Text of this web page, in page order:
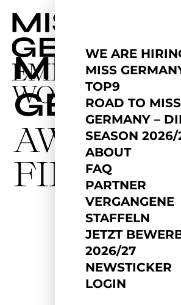
WE ARE
MISS
TOP9
ROAD TO MISS
GERMANY –
SEASON 2026/
ABOUT
FAQ
PARTNER
VERGANGENE
STAFFELN
JETZT
2026/27
NEWSTICKER
LOGIN
MISS
AWARDS
FINALE